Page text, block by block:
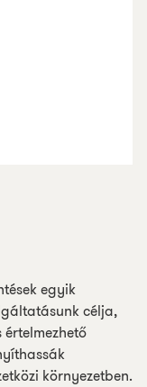
egyik
célja,
környezetben.